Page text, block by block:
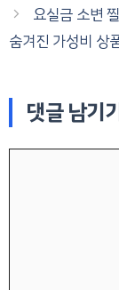
요실금 소변
숨겨진 가성비 상
댓글 남기